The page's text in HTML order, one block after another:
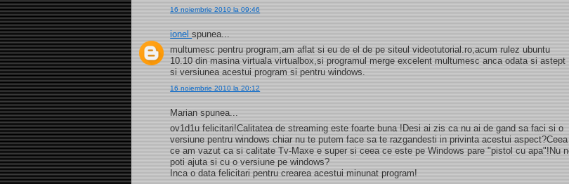
16 noiembrie 2010 la 09:46
ionelspunea...
multumesc pentru program,am aflat si eu de el de pe siteul videotutorial.ro,acum rulez ubuntu
10.10 din masina virtuala virtualbox,si programul merge excelent multumesc anca odata si astept
si versiunea acestui program si pentru windows.
16 noiembrie 2010 la 20:12
Marian spunea...
ov1d1u felicitari!Calitatea de streaming este foarte buna !Desi ai zis ca nu ai de gand sa faci si o
versiune pentru windows chiar nu te putem face sa te razgandesti in privinta acestui aspect?Ceea
ce am vazut ca si calitate Tv-Maxe e super si ceea ce este pe Windows pare "pistol cu apa"!Nu
poti ajuta si cu o versiune pe windows?
Inca o data felicitari pentru crearea acestui minunat program!